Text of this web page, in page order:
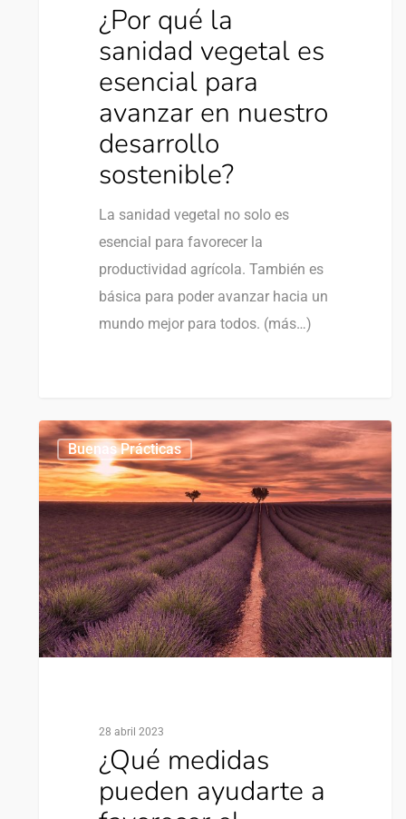
¿Por qué la
sanidad vegetal es
esencial para
avanzar en nuestro
desarrollo
sostenible?
La sanidad vegetal no solo es
esencial para favorecer la
productividad agrícola. También es
básica para poder avanzar hacia un
mundo mejor para todos. (más…)
Buenas Prácticas
28 abril 2023
¿Qué medidas
pueden ayudarte a
0